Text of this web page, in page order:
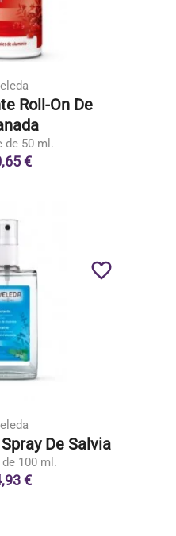
Roll-On De
de 50 ml.
€
De Salvia
de 100 ml.
€
favorite_border